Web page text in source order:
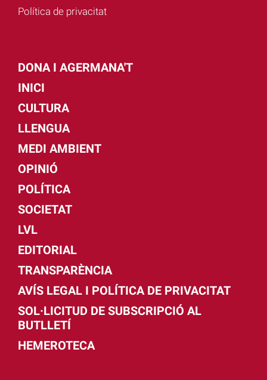
Política de privacitat
DONA I AGERMANA'T
INICI
CULTURA
LLENGUA
MEDI AMBIENT
OPINIÓ
POLÍTICA
SOCIETAT
LVL
EDITORIAL
TRANSPARÈNCIA
AVÍS LEGAL I POLÍTICA DE PRIVACITAT
SOL·LICITUD DE SUBSCRIPCIÓ AL
BUTLLETÍ
HEMEROTECA